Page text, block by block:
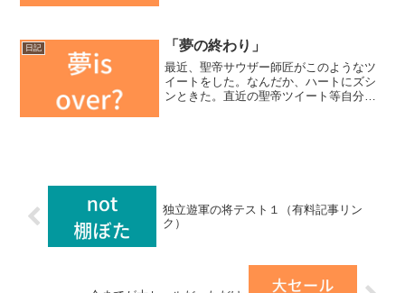
する。精子再生産 最優先...
日記 「夢の終わり」
最近、聖帝サウザー師匠がこのようなツ
イートをした。なんだか、ハートにズシ
ンときた。直近の聖帝ツイート等自分が
独立遊軍の将テスト１（有料記事リン
ク）